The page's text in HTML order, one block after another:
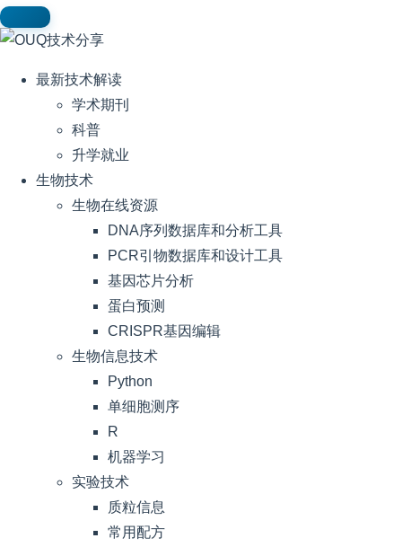
最新技术解读
学术期刊
科普
升学就业
生物技术
生物在线资源
DNA序列数据库和分析工具
PCR引物数据库和设计工具
基因芯片分析
蛋白预测
CRISPR基因编辑
生物信息技术
Python
单细胞测序
R
机器学习
实验技术
质粒信息
常用配方